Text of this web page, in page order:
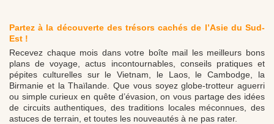
Partez à la découverte des trésors cachés de l’Asie du Sud-
Est !
Recevez chaque mois dans votre boîte mail les meilleurs bons
plans de voyage, actus incontournables, conseils pratiques et
pépites culturelles sur le Vietnam, le Laos, le Cambodge, la
Birmanie et la Thaïlande. Que vous soyez globe-trotteur aguerri
ou simple curieux en quête d’évasion, on vous partage des idées
de circuits authentiques, des traditions locales méconnues, des
astuces de terrain, et toutes les nouveautés à ne pas rater.